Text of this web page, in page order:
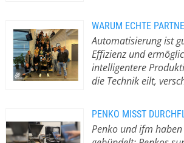
Von schweren
Tausende von
hin zu
Bruchteile eines
Kalibriergewichte
Zuverlässigkeit und
Kalibriergewichte
und erkennbare
für Genauigkeit
Automatisierung ist
Effizienz und
intelligentere
die Technik eilt,
Expertise den
Technologie die
Penko und ifm